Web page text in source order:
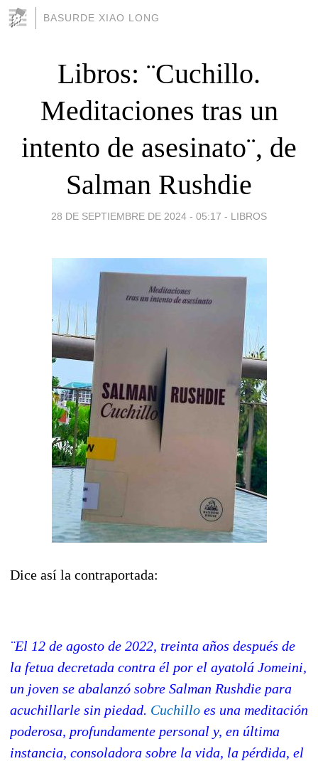
BASURDE XIAO LONG
Libros: ¨Cuchillo.
Meditaciones tras un
intento de asesinato¨, de
Salman Rushdie
28 DE SEPTIEMBRE DE 2024 - 05:17 - LIBROS
Dice así la contraportada:
¨El 12 de agosto de 2022, treinta años después de
la fetua decretada contra él por el ayatolá Jomeini,
un joven se abalanzó sobre Salman Rushdie para
acuchillarle sin piedad. Cuchillo es una meditación
poderosa, profundamente personal y, en última
instancia, consoladora sobre la vida, la pérdida, el